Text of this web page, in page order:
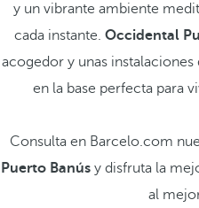
y un vibrante ambiente
cada instante. Occidental
acogedor y unas
en la base perfecta para
Consulta en Barcelo.com
Puerto Banúsy disfruta la
al